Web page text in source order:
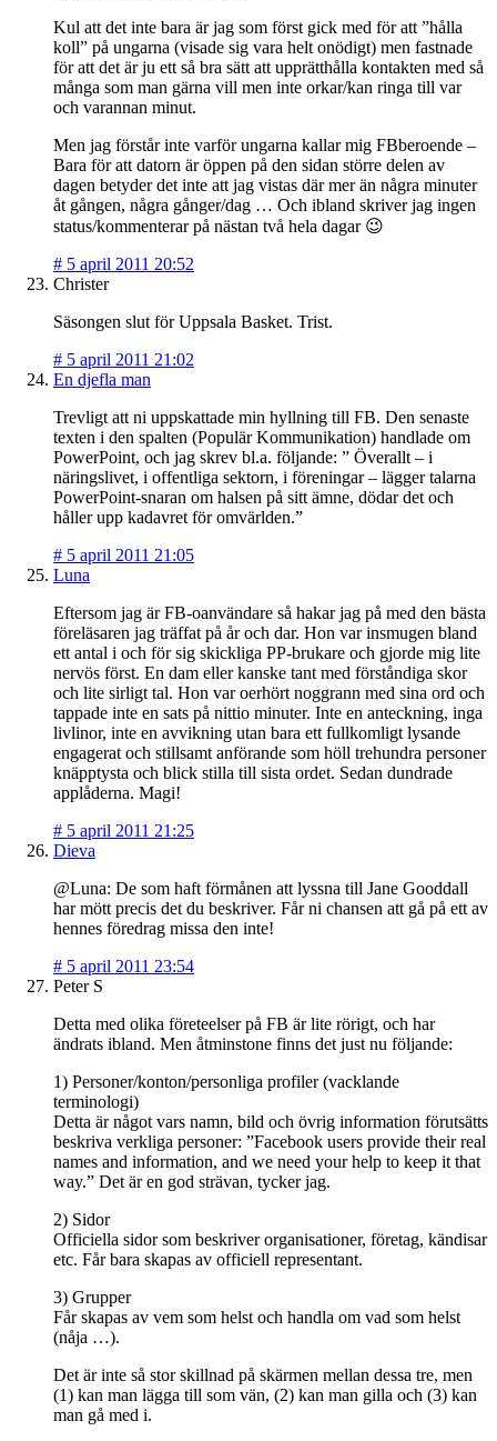
Kul att det inte bara är jag som först gick med för att ”hålla
koll” på ungarna (visade sig vara helt onödigt) men fastnade
för att det är ju ett så bra sätt att upprätthålla kontakten med så
många som man gärna vill men inte orkar/kan ringa till var
och varannan minut.
Men jag förstår inte varför ungarna kallar mig FBberoende –
Bara för att datorn är öppen på den sidan större delen av
dagen betyder det inte att jag vistas där mer än några minuter
åt gången, några gånger/dag … Och ibland skriver jag ingen
status/kommenterar på nästan två hela dagar 😉
# 5 april 2011 20:52
Christer
Säsongen slut för Uppsala Basket. Trist.
# 5 april 2011 21:02
En djefla man
Trevligt att ni uppskattade min hyllning till FB. Den senaste
texten i den spalten (Populär Kommunikation) handlade om
PowerPoint, och jag skrev bl.a. följande: ” Överallt – i
näringslivet, i offentliga sektorn, i föreningar – lägger talarna
PowerPoint-snaran om halsen på sitt ämne, dödar det och
håller upp kadavret för omvärlden.”
# 5 april 2011 21:05
Luna
Eftersom jag är FB-oanvändare så hakar jag på med den bästa
föreläsaren jag träffat på år och dar. Hon var insmugen bland
ett antal i och för sig skickliga PP-brukare och gjorde mig lite
nervös först. En dam eller kanske tant med förståndiga skor
och lite sirligt tal. Hon var oerhört noggrann med sina ord och
tappade inte en sats på nittio minuter. Inte en anteckning, inga
livlinor, inte en avvikning utan bara ett fullkomligt lysande
engagerat och stillsamt anförande som höll trehundra personer
knäpptysta och blick stilla till sista ordet. Sedan dundrade
applåderna. Magi!
# 5 april 2011 21:25
Dieva
@Luna: De som haft förmånen att lyssna till Jane Gooddall
har mött precis det du beskriver. Får ni chansen att gå på ett av
hennes föredrag missa den inte!
# 5 april 2011 23:54
Peter S
Detta med olika företeelser på FB är lite rörigt, och har
ändrats ibland. Men åtminstone finns det just nu följande:
1) Personer/konton/personliga profiler (vacklande
terminologi)
Detta är något vars namn, bild och övrig information förutsätts
beskriva verkliga personer: ”Facebook users provide their real
names and information, and we need your help to keep it that
way.” Det är en god strävan, tycker jag.
2) Sidor
Officiella sidor som beskriver organisationer, företag, kändisar
etc. Får bara skapas av officiell representant.
3) Grupper
Får skapas av vem som helst och handla om vad som helst
(nåja …).
Det är inte så stor skillnad på skärmen mellan dessa tre, men
(1) kan man lägga till som vän, (2) kan man gilla och (3) kan
man gå med i.